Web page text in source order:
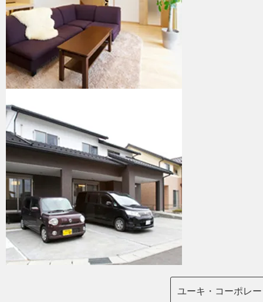
ユーキ・コーポレ